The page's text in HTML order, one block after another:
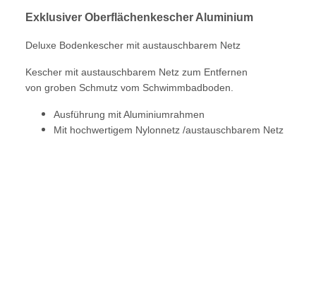
Exklusiver Oberflächenkescher Aluminium
Deluxe Bodenkescher mit austauschbarem Netz
Kescher mit austauschbarem Netz zum Entfernen
von groben Schmutz vom Schwimmbadboden.
Ausführung mit Aluminiumrahmen
Mit hochwertigem Nylonnetz /austauschbarem Netz